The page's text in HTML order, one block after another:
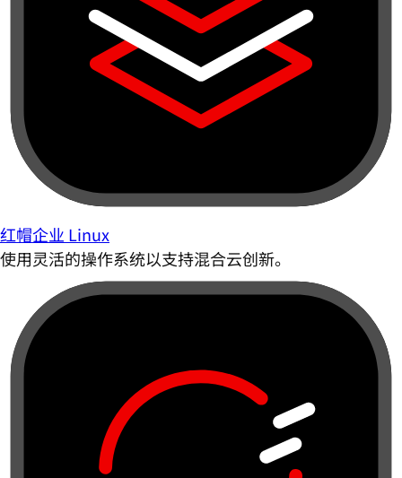
红帽企业 Linux
使用灵活的操作系统以支持混合云创新。